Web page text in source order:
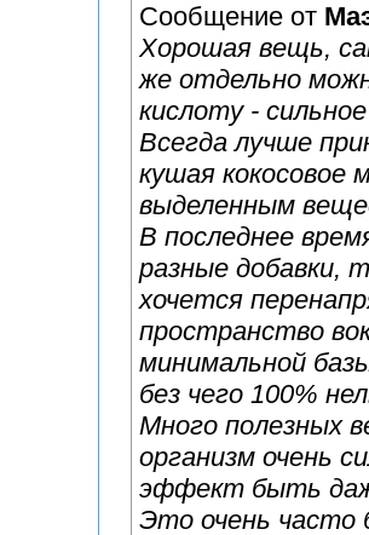
Сообщение от
Хорошая вещь,
же отдельно
кислоту -
Всегда лучше
кушая кокосовое
выделенным
В последнее
разные добавки,
хочется
пространство
минимальной
без чего 100%
Много полезных
организм очень
эффект быть
Это очень часто